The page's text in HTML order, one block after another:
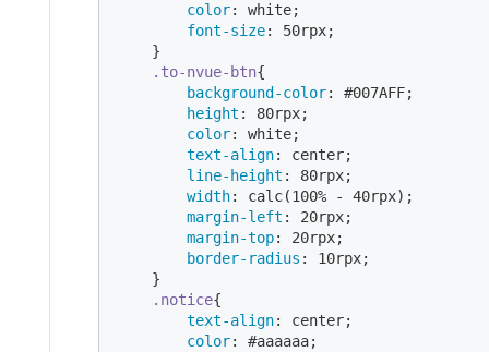
color: white;
font-size: 50rpx;
    }
.to-nvue-btn{
background-color: #007AFF;
height : 80rpx;
color: white;
text-align: center;
line-height : 80rpx;
width: calc(100% - 40rpx);
margin-left : 20rpx;
margin-top: 20rpx;
border-radius : 10rpx;
    }
.notice{
text-align: center;
color: #aaaaaa;